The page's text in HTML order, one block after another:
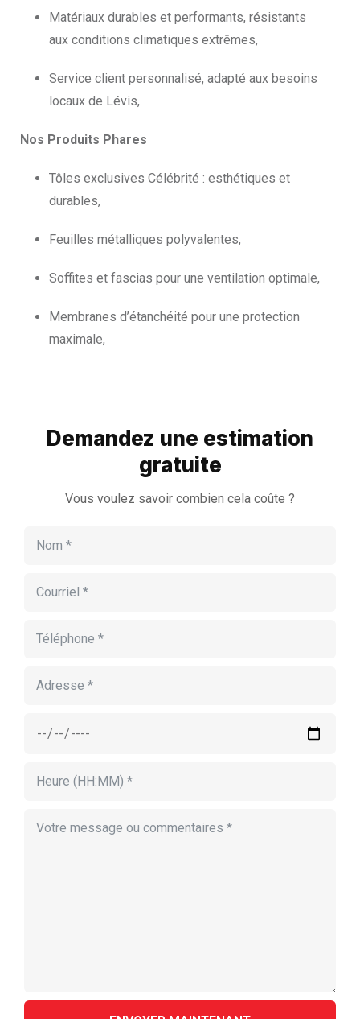
Matériaux durables et performants, résistants
aux conditions climatiques extrêmes,
Service client personnalisé, adapté aux besoins
locaux de Lévis,
Nos Produits Phares
Tôles exclusives Célébrité : esthétiques et
durables,
Feuilles métalliques polyvalentes,
Soffites et fascias pour une ventilation optimale,
Membranes d’étanchéité pour une protection
maximale,
Demandez une estimation
gratuite
Vous voulez savoir combien cela coûte ?